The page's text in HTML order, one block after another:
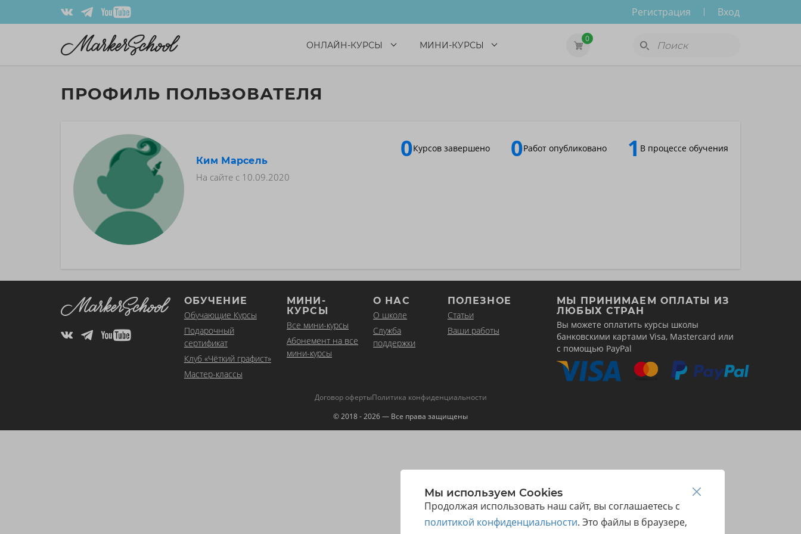
Регистрация Вход
ОНЛАЙН-КУРСЫ МИНИ-КУРСЫ
0
ПРОФИЛЬ ПОЛЬЗОВАТЕЛЯ
Ким Марсель
На сайте с 10.09.2020
0Курсов завершено 0Работ опубликовано 1 В процессе обучения
Мы используем Cookies
Продолжая использовать наш сайт, вы соглашаетесь с
политикой конфиденциальности. Это файлы в браузере,
ОБУЧЕНИЕ
Обучающие Курсы
Подарочный
сертификат
Клуб «Чёткий графист»
Мастер-классы
МИНИ-
КУРСЫ
Все мини-курсы
Абонемент на все
мини-курсы
О НАС
О школе
Служба
поддержки
ПОЛЕЗНОЕ
Статьи
Ваши работы
МЫ ПРИНИМАЕМ ОПЛАТЫ ИЗ
ЛЮБЫХ СТРАН
Вы можете оплатить курсы школы
банковскими картами Visa, Mastercard или
с помощью PayPal
Договор офертыПолитика конфиденциальности
© 2018 - 2026 — Все права защищены